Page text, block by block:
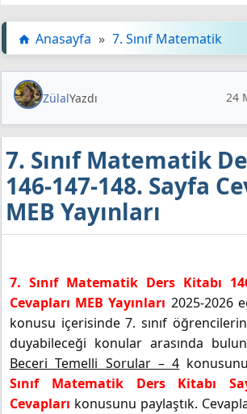
Anasayfa » 7. Sınıf Matematik
ZülalYazdı 24
7. Sınıf Matematik
146-147-148. Sayfa
MEB Yayınları
7. Sınıf Matematik Ders Kitabı
Cevapları MEB Yayınları 2025-2026
konusu içerisinde 7. sınıf
duyabileceği konular arasında
Beceri Temelli Sorular – 4
Sınıf Matematik Ders Kitabı
Cevapları konusunu paylaştık.